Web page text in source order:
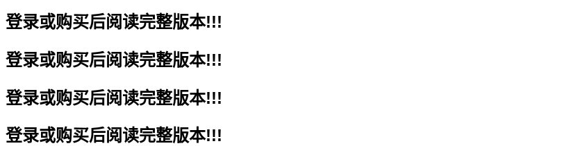
登录或购买后阅读完整版本!!!
登录或购买后阅读完整版本!!!
登录或购买后阅读完整版本!!!
登录或购买后阅读完整版本!!!